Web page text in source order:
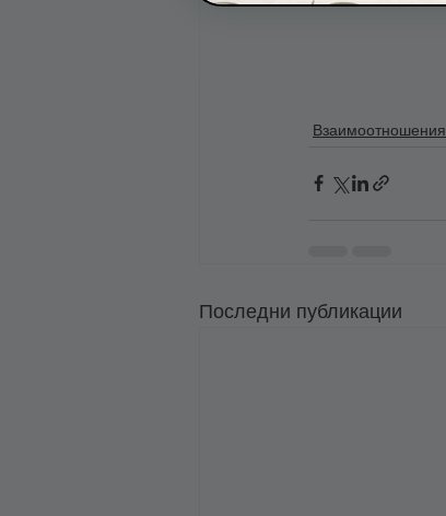
Взаимоотношения
Последни публикации